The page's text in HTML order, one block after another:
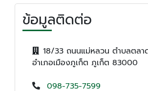
ข้อมูลติดต่อ
18/33 ถนนแม่หลวน ตำบลตลา
อำเภอเมืองภูเก็ต ภูเก็ต 83000
098-735-7599